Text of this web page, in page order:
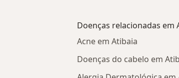
Doenças relacionadas em
Acne em Atibaia
Doenças do cabelo em